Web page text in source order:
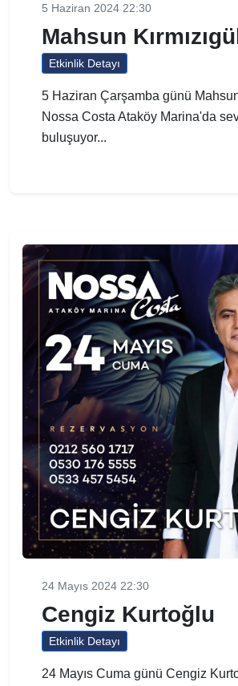
5 Haziran 2024 22:30
Mahsun
Etkinlik Detayı
5 Haziran Çarşamba günü Mahsun
Nossa Costa Ataköy Marina'da
buluşuyor...
24 Mayıs 2024 22:30
Cengiz Kurtoğlu
Etkinlik Detayı
24 Mayıs Cuma günü Cengiz